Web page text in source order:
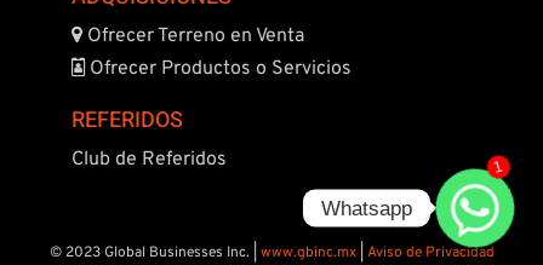
Ofrecer Terreno en Venta
Ofrecer Productos o Servicios
REFERIDOS
Club de Referidos
© 2023 Global Businesses Inc. | www.gbinc.mx| Aviso de Privacidad
1